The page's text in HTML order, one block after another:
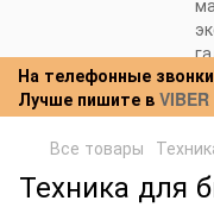
На телефонные
Лучше пишите в VIBER
Все товары
Техника для